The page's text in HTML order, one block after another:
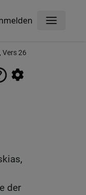
Menü
Vers 26
der